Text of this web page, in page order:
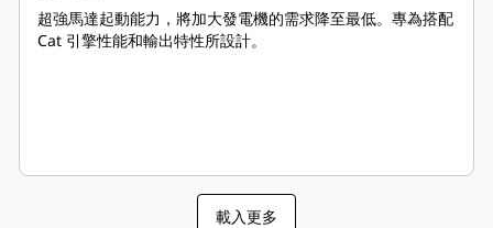
超強馬達起動能力，將加大發電機的需求降至最低。專為搭配
Cat 引擎性能和輸出特性所設計。
載入更多